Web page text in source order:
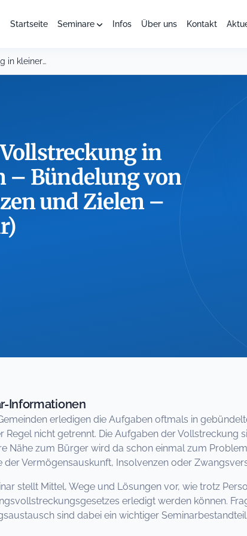
Startseite Seminare Infos Über uns Kontakt
Die Organisation der Vollstreckung in kleineren Gemeinden –...
in
– Bündelung von
und Zielen –
Informationen
erledigen die Aufgaben oftmals in
Regel nicht getrennt. Die Aufgaben der
Nähe zum Bürger wird da schon einmal zum
der Vermögensauskunft, Insolvenzen oder
stellt Mittel, Wege und Lösungen vor, wie trotz
erledigt werden können.
sind dabei ein wichtiger Seminarbestandteil.